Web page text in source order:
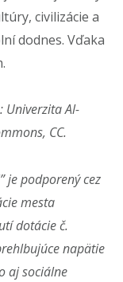
civilizácie a
dodnes. Vďaka
Univerzita Al-
CC.
je podporený cez
mesta
dotácie č.
napätie
aj sociálne